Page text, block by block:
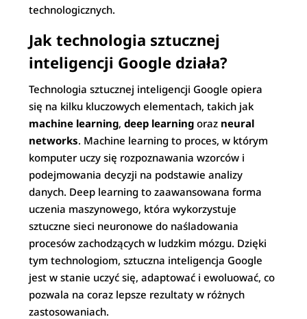
technologicznych.
Jak technologia sztucznej
inteligencji Google działa?
Technologia sztucznej inteligencji Google opiera
się na kilku kluczowych elementach, takich jak
machine learning,deep learning oraz neural
networks. Machine learning to proces, w którym
komputer uczy się rozpoznawania wzorców i
podejmowania decyzji na podstawie analizy
danych. Deep learning to zaawansowana forma
uczenia maszynowego, która wykorzystuje
sztuczne sieci neuronowe do naśladowania
procesów zachodzących w ludzkim mózgu. Dzięki
tym technologiom, sztuczna inteligencja Google
jest w stanie uczyć się, adaptować i ewoluować, co
pozwala na coraz lepsze rezultaty w różnych
zastosowaniach.